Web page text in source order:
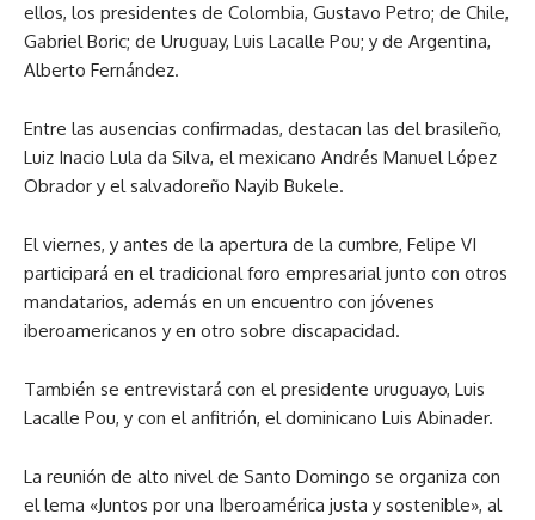
ellos, los presidentes de Colombia, Gustavo Petro; de Chile,
Gabriel Boric; de Uruguay, Luis Lacalle Pou; y de Argentina,
Alberto Fernández.
Entre las ausencias confirmadas, destacan las del brasileño,
Luiz Inacio Lula da Silva, el mexicano Andrés Manuel López
Obrador y el salvadoreño Nayib Bukele.
El viernes, y antes de la apertura de la cumbre, Felipe VI
participará en el tradicional foro empresarial junto con otros
mandatarios, además en un encuentro con jóvenes
iberoamericanos y en otro sobre discapacidad.
También se entrevistará con el presidente uruguayo, Luis
Lacalle Pou, y con el anfitrión, el dominicano Luis Abinader.
La reunión de alto nivel de Santo Domingo se organiza con
el lema «Juntos por una Iberoamérica justa y sostenible», al